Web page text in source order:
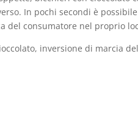
In pochi secondi è
del consumatore nel proprio
inversione di marcia